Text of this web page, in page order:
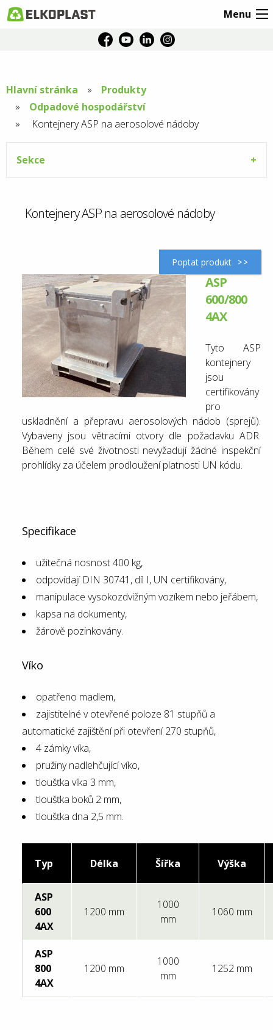
Menu
Hlavní stránka
Produkty
Odpadové hospodářství
Aktuální
stránka:
Kontejnery ASP na aerosolové nádoby
Sekce
Kontejnery ASP na aerosolové nádoby
Poptat produkt
ASP
600/800
4AX
Tyto ASP
kontejnery
jsou
certifikovány
pro
uskladnění a přepravu aerosolových nádob (sprejů).
Vybaveny jsou větracími otvory dle požadavku ADR.
Během celé své životnosti nevyžadují žádné inspekční
prohlídky za účelem prodloužení platnosti UN kódu.
Specifikace
užitečná nosnost 400 kg,
odpovídají DIN 30741, díl I, UN certifikovány,
manipulace vysokozdvižným vozíkem nebo jeřábem,
kapsa na dokumenty,
žárově pozinkovány.
Víko
opatřeno madlem,
zajistitelné v otevřené poloze 81 stupňů a
automatické zajištění při otevření 270 stupňů,
4 zámky víka,
pružiny nadlehčující víko,
tloušťka víka 3 mm,
tloušťka boků 2 mm,
tloušťka dna 2,5 mm.
Typ Délka Šířka Výška
ASP
600
4AX
1200 mm
1000
mm
1060 mm
ASP
800
4AX
1200 mm
1000
mm
1252 mm